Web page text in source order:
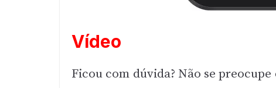
Vídeo
Ficou com dúvida? Não se